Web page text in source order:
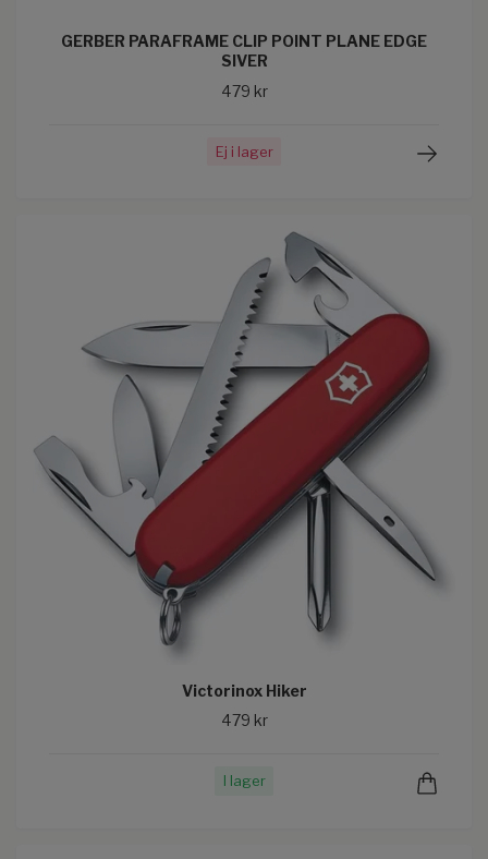
GERBER PARAFRAME CLIP POINT PLANE EDGE
SIVER
479 kr
Ej i lager
Victorinox Hiker
479 kr
I lager